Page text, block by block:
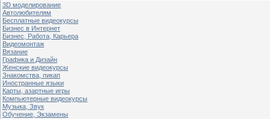
3D моделирование
Автолюбителям
Бесплатные видеокурсы
Бизнес в Интернет
Бизнес, Работа, Карьера
Видеомонтаж
Вязание
Графика и Дизайн
Женские видеокурсы
Знакомства, пикап
Иностранные языки
Карты, азартные игры
Компьютерные видеокурсы
Музыка, Звук
Обучение, Экзамены